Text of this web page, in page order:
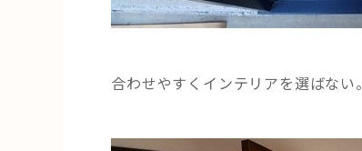
合わせやすくインテリアを選ばない。